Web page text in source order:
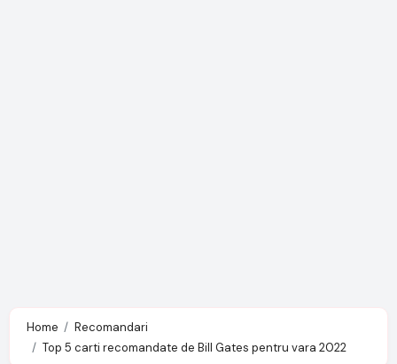
Home
Recomandari
Top 5 carti recomandate de Bill Gates pentru vara 2022